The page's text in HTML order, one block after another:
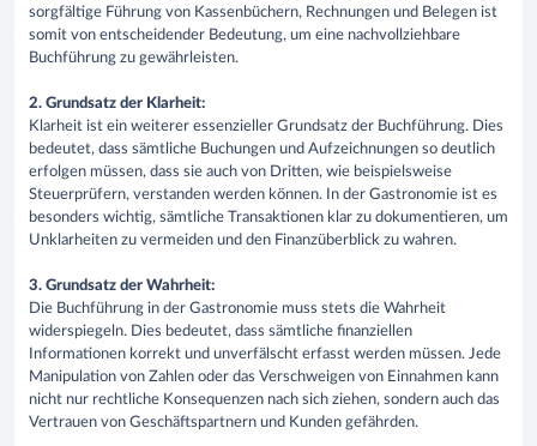
sorgfältige Führung von Kassenbüchern, Rechnungen und Belegen ist
somit von entscheidender Bedeutung, um eine nachvollziehbare
Buchführung zu gewährleisten.
2. Grundsatz der Klarheit:
Klarheit ist ein weiterer essenzieller Grundsatz der Buchführung. Dies
bedeutet, dass sämtliche Buchungen und Aufzeichnungen so deutlich
erfolgen müssen, dass sie auch von Dritten, wie beispielsweise
Steuerprüfern, verstanden werden können. In der Gastronomie ist es
besonders wichtig, sämtliche Transaktionen klar zu dokumentieren, um
Unklarheiten zu vermeiden und den Finanzüberblick zu wahren.
3. Grundsatz der Wahrheit:
Die Buchführung in der Gastronomie muss stets die Wahrheit
widerspiegeln. Dies bedeutet, dass sämtliche finanziellen
Informationen korrekt und unverfälscht erfasst werden müssen. Jede
Manipulation von Zahlen oder das Verschweigen von Einnahmen kann
nicht nur rechtliche Konsequenzen nach sich ziehen, sondern auch das
Vertrauen von Geschäftspartnern und Kunden gefährden.